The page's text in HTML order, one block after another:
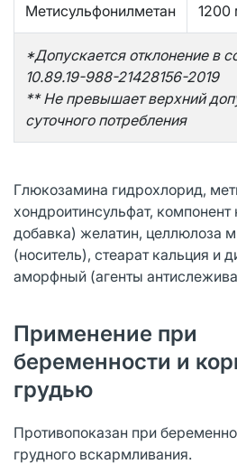
Метисульфонилметан 1200
*Допускается отклонение в
10.89.19-988-21428156-2019
** Не превышает верхний
суточного потребления
Глюкозамина гидрохлорид,
хондроитинсульфат,
добавка) желатин, целлюлоза
(носитель), стеарат кальция и
аморфный (агенты
Применение при
беременности и
грудью
Противопоказан при
грудного вскармливания.